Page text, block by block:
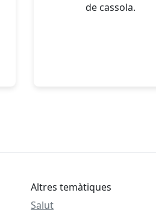
de cassola.
Altres temàtiques
Salut